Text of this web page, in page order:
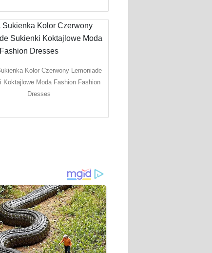
Kolor Czerwony Lemoniade
Koktajlowe Moda Fashion Fashion
Dresses